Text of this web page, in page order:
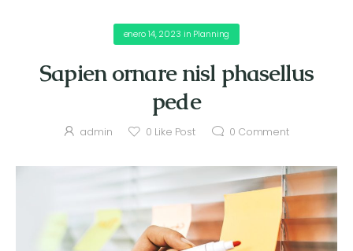
enero 14, 2023 in Planning
Sapien ornare nisl phasellus
pede
admin 0 Like Post 0 Comment